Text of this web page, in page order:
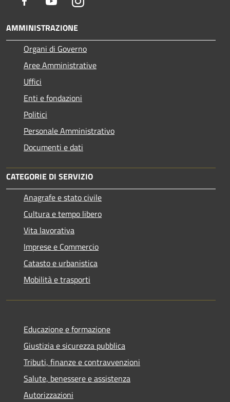
AMMINISTRAZIONE
Organi di Governo
Aree Amministrative
Uffici
Enti e fondazioni
Politici
Personale Amministrativo
Documenti e dati
CATEGORIE DI SERVIZIO
Anagrafe e stato civile
Cultura e tempo libero
Vita lavorativa
Imprese e Commercio
Catasto e urbanistica
Mobilità e trasporti
Educazione e formazione
Giustizia e sicurezza pubblica
Tributi, finanze e contravvenzioni
Salute, benessere e assistenza
Autorizzazioni